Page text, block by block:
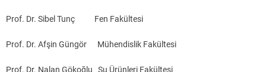
Prof. Dr. Sibel Tunç Fen Fakültesi
Prof. Dr. Afşin Güngör Mühendislik Fakültesi
Prof. Dr. Nalan Gökoğlu Su Ürünleri Fakültesi